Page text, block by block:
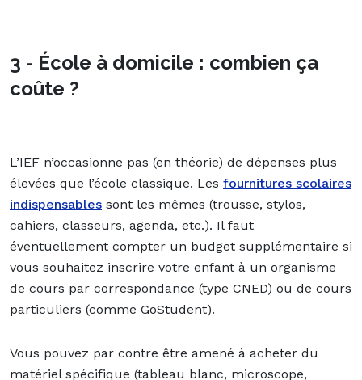
3 - École à domicile : combien ça
coûte ?
L’IEF n’occasionne pas (en théorie) de dépenses plus
élevées que l’école classique. Les fournitures scolaires
indispensables sont les mêmes (trousse, stylos,
cahiers, classeurs, agenda, etc.). Il faut
éventuellement compter un budget supplémentaire si
vous souhaitez inscrire votre enfant à un organisme
de cours par correspondance (type CNED) ou de cours
particuliers (comme GoStudent).
Vous pouvez par contre être amené à acheter du
matériel spécifique (tableau blanc, microscope,